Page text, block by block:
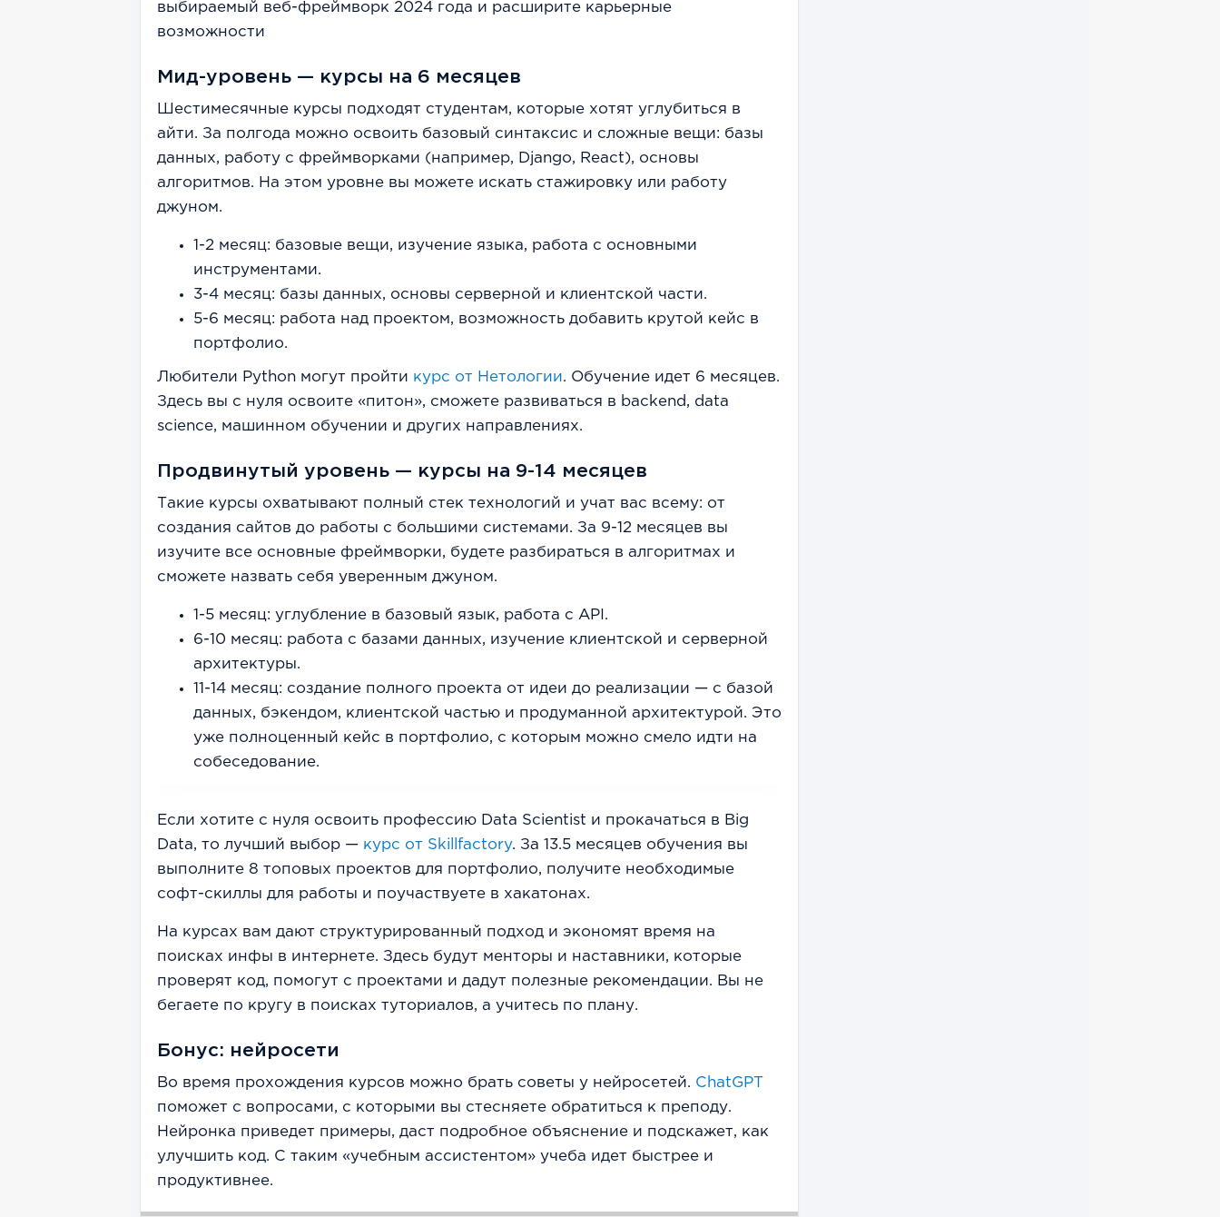
выбираемый веб-фреймворк 2024 года и расширите карьерные
возможности
Мид-уровень — курсы на 6 месяцев
Шестимесячные курсы подходят студентам, которые хотят углубиться в
айти. За полгода можно освоить базовый синтаксис и сложные вещи: базы
данных, работу с фреймворками (например, Django, React), основы
алгоритмов. На этом уровне вы можете искать стажировку или работу
джуном.
1-2 месяц: базовые вещи, изучение языка, работа с основными
инструментами.
3-4 месяц: базы данных, основы серверной и клиентской части.
5-6 месяц: работа над проектом, возможность добавить крутой кейс в
портфолио.
Любители Python могут пройти курс от Нетологии. Обучение идет 6 месяцев.
Здесь вы с нуля освоите «питон», сможете развиваться в backend, data
science, машинном обучении и других направлениях.
Продвинутый уровень — курсы на 9-14 месяцев
Такие курсы охватывают полный стек технологий и учат вас всему: от
создания сайтов до работы с большими системами. За 9-12 месяцев вы
изучите все основные фреймворки, будете разбираться в алгоритмах и
сможете назвать себя уверенным джуном.
1-5 месяц: углубление в базовый язык, работа с API.
6-10 месяц: работа с базами данных, изучение клиентской и серверной
архитектуры.
11-14 месяц: создание полного проекта от идеи до реализации — с базой
данных, бэкендом, клиентской частью и продуманной архитектурой. Это
уже полноценный кейс в портфолио, с которым можно смело идти на
собеседование.
Если хотите с нуля освоить профессию Data Scientist и прокачаться в Big
Data, то лучший выбор — курс от Skillfactory. За 13.5 месяцев обучения вы
выполните 8 топовых проектов для портфолио, получите необходимые
софт-скиллы для работы и поучаствуете в хакатонах.
На курсах вам дают структурированный подход и экономят время на
поисках инфы в интернете. Здесь будут менторы и наставники, которые
проверят код, помогут с проектами и дадут полезные рекомендации. Вы не
бегаете по кругу в поисках туториалов, а учитесь по плану.
Бонус: нейросети
Во время прохождения курсов можно брать советы у нейросетей. ChatGPT
поможет с вопросами, с которыми вы стесняете обратиться к преподу.
Нейронка приведет примеры, даст подробное объяснение и подскажет, как
улучшить код. С таким «учебным ассистентом» учеба идет быстрее и
продуктивнее.